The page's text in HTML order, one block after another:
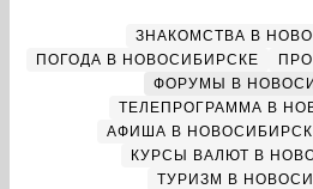
ЗНАКОМСТВА В
ПОГОДА В НОВОСИБИРСКЕ
ФОРУМЫ В
ТЕЛЕПРОГРАММА В
АФИША В
КУРСЫ ВАЛЮТ В
ТУРИЗМ В